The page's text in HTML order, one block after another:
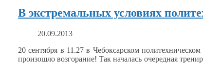
В экстремальных условиях
20.09.2013
20 сентября в 11.27в Чебоксарскомполитехническом
произошло возгорание!Так началась очередная